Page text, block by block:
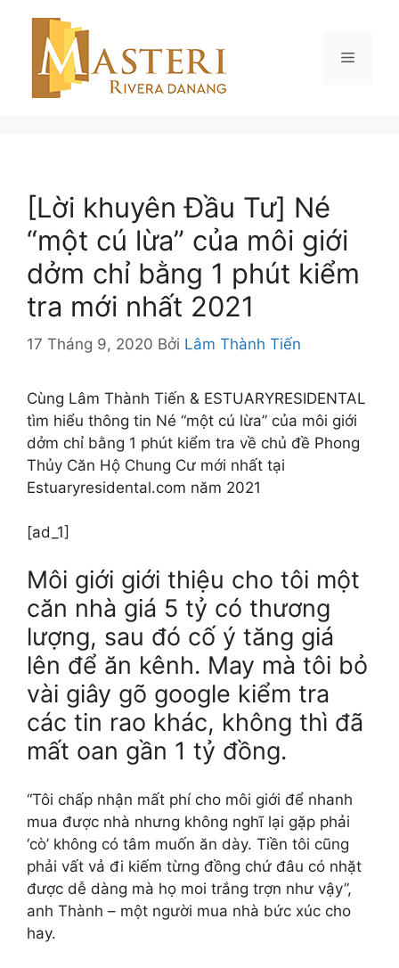
Menu
[Lời khuyên Đầu Tư] Né
“một cú lừa” của môi giới
dởm chỉ bằng 1 phút kiểm
tra mới nhất 2021
17 Tháng 9, 2020 Bởi Lâm Thành Tiến
Cùng Lâm Thành Tiến & ESTUARYRESIDENTAL
tìm hiểu thông tin Né “một cú lừa” của môi giới
dởm chỉ bằng 1 phút kiểm tra về chủ đề Phong
Thủy Căn Hộ Chung Cư mới nhất tại
Estuaryresidental.com năm 2021
[ad_1]
Môi giới giới thiệu cho tôi một
căn nhà giá 5 tỷ có thương
lượng, sau đó cố ý tăng giá
lên để ăn kênh. May mà tôi bỏ
vài giây gõ google kiểm tra
các tin rao khác, không thì đã
mất oan gần 1 tỷ đồng.
“Tôi chấp nhận mất phí cho môi giới để nhanh
mua được nhà nhưng không nghĩ lại gặp phải
‘cò’ không có tâm muốn ăn dày. Tiền tôi cũng
phải vất vả đi kiếm từng đồng chứ đâu có nhặt
được dễ dàng mà họ moi trắng trợn như vậy”,
anh Thành – một người mua nhà bức xúc cho
hay.